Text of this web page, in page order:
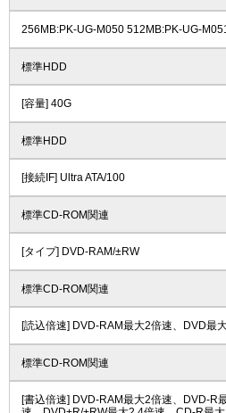
256MB:PK-UG-M050 512MB:PK-UG-
標準HDD
[容量] 40G
標準HDD
[接続IF] Ultra ATA/100
標準CD-ROM関連
[タイプ] DVD-RAM/±RW
標準CD-ROM関連
[読込倍速] DVD-RAM最大2倍速、DVD最
標準CD-ROM関連
[書込倍速] DVD-RAM最大2倍速、DVD-R